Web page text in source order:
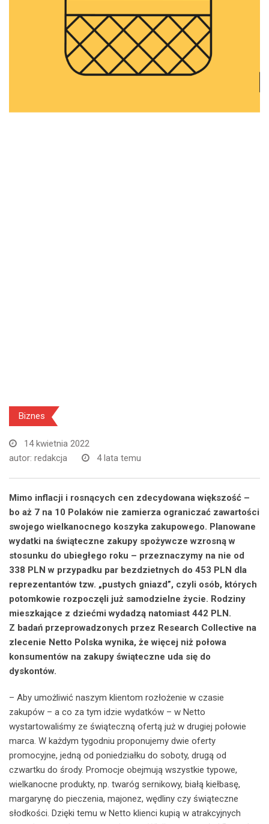
Biznes
14 kwietnia 2022
autor: redakcja 4 lata temu
Mimo inflacji i rosnących cen zdecydowana większość –
bo aż 7 na 10 Polaków nie zamierza ograniczać zawartości
swojego wielkanocnego koszyka zakupowego. Planowane
wydatki na świąteczne zakupy spożywcze wzrosną w
stosunku do ubiegłego roku – przeznaczymy na nie od
338 PLN w przypadku par bezdzietnych do 453 PLN dla
reprezentantów tzw. „pustych gniazd”, czyli osób, których
potomkowie rozpoczęli już samodzielne życie. Rodziny
mieszkające z dziećmi wydadzą natomiast 442 PLN.
Z badań przeprowadzonych przez Research Collective na
zlecenie Netto Polska wynika, że więcej niż połowa
konsumentów na zakupy świąteczne uda się do
dyskontów.
– Aby umożliwić naszym klientom rozłożenie w czasie
zakupów – a co za tym idzie wydatków – w Netto
wystartowaliśmy ze świąteczną ofertą już w drugiej połowie
marca. W każdym tygodniu proponujemy dwie oferty
promocyjne, jedną od poniedziałku do soboty, drugą od
czwartku do środy. Promocje obejmują wszystkie typowe,
wielkanocne produkty, np. twaróg sernikowy, białą kiełbasę,
margarynę do pieczenia, majonez, wędliny czy świąteczne
słodkości. Dzięki temu w Netto klienci kupią w atrakcyjnych